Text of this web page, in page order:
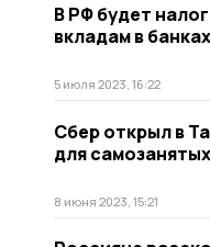
В РФ будет
вкладам в банках
5 июля 2023, 16:22
Сбер открыл в
для самозанятых
8 июня 2023, 15:21